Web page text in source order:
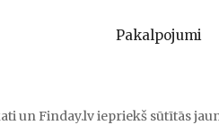
Pakalpojumi
un Finday.lv iepriekš sūtītās